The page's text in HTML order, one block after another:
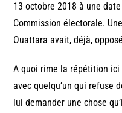
13 octobre 2018 à une
Commission électorale.
Ouattara avait, déjà,
A quoi rime la répétition
avec quelqu’un qui refuse
lui demander une chose